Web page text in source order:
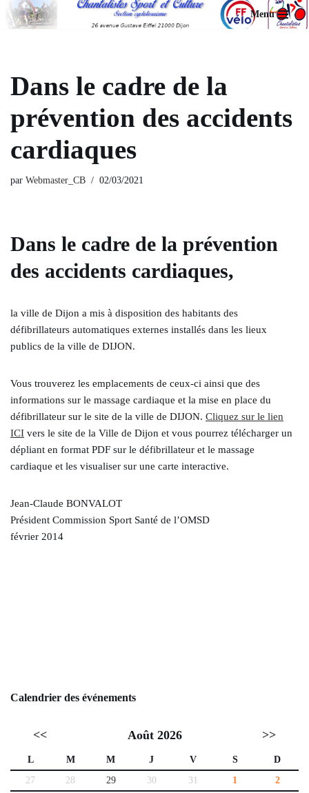
Menu
Dans le cadre de la
prévention des accidents
cardiaques
par Webmaster_CB 02/03/2021
Dans le cadre de la prévention
des accidents cardiaques,
la ville de Dijon a mis à disposition des habitants des
défibrillateurs automatiques externes installés dans les lieux
publics de la ville de DIJON.
Vous trouverez les emplacements de ceux-ci ainsi que des
informations sur le massage cardiaque et la mise en place du
défibrillateur sur le site de la ville de DIJON. Cliquez sur le lien
ICI vers le site de la Ville de Dijon et vous pourrez télécharger un
dépliant en format PDF sur le défibrillateur et le massage
cardiaque et les visualiser sur une carte interactive.
Jean-Claude BONVALOT
Président Commission Sport Santé de l’OMSD
février 2014
Calendrier des événements
<< Août 2026 >>
L M M J V S
D
27
28 29 30 31 1
2